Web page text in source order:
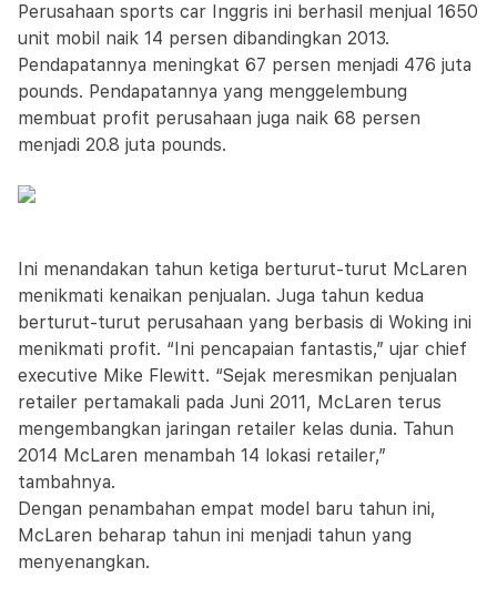
Perusahaan sports car Inggris ini berhasil menjual 1650
unit mobil naik 14 persen dibandingkan 2013.
Pendapatannya meningkat 67 persen menjadi 476 juta
pounds. Pendapatannya yang menggelembung
membuat profit perusahaan juga naik 68 persen
menjadi 20.8 juta pounds.
Ini menandakan tahun ketiga berturut-turut McLaren
menikmati kenaikan penjualan. Juga tahun kedua
berturut-turut perusahaan yang berbasis di Woking ini
menikmati profit. “Ini pencapaian fantastis,” ujar chief
executive Mike Flewitt. “Sejak meresmikan penjualan
retailer pertamakali pada Juni 2011, McLaren terus
mengembangkan jaringan retailer kelas dunia. Tahun
2014 McLaren menambah 14 lokasi retailer,”
tambahnya.
Dengan penambahan empat model baru tahun ini,
McLaren beharap tahun ini menjadi tahun yang
menyenangkan.